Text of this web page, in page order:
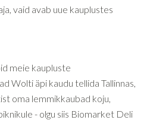
vaid avab uue kauplustes
meie kaupluste
Wolti äpi kaudu tellida Tallinnas,
oma lemmikkaubad koju,
- olgu siis Biomarket Deli